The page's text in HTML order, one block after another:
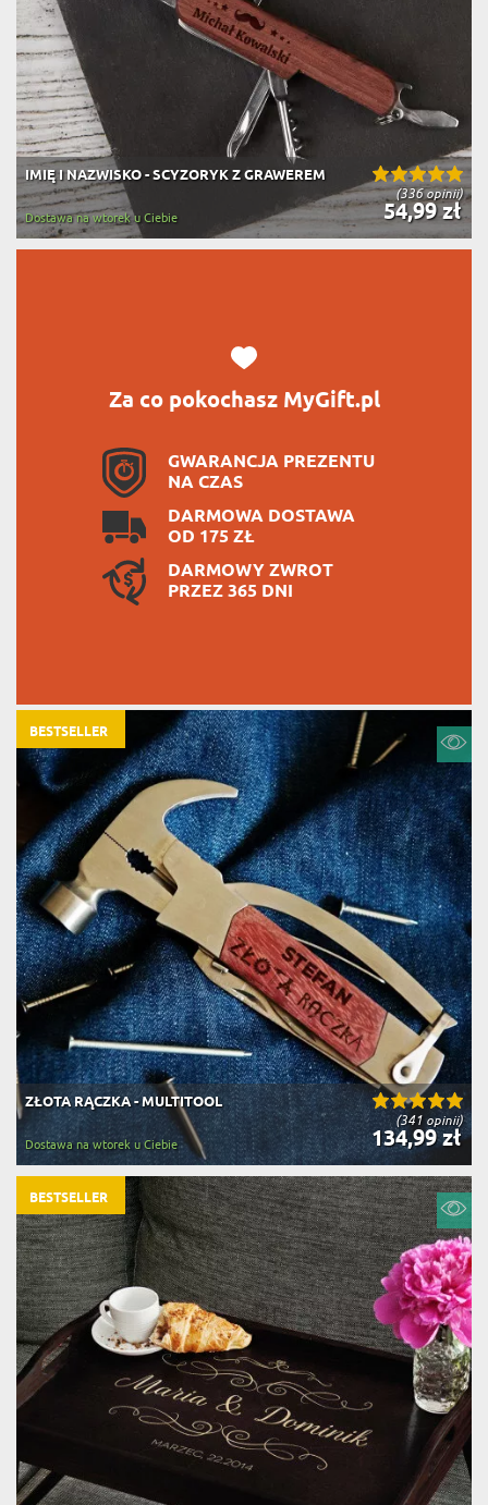
(336 opinii)
IMIĘ I NAZWISKO - SCYZORYK Z GRAWEREM
54,99 zł
Dostawa na wtorek u Ciebie
Za co pokochasz MyGift.pl
GWARANCJA PREZENTU
NA CZAS
DARMOWA DOSTAWA
OD 175 ZŁ
DARMOWY ZWROT
PRZEZ 365 DNI
(341 opinii)
ZŁOTA RĄCZKA - MULTITOOL
134,99 zł
Dostawa na wtorek u Ciebie
BESTSELLER
BESTSELLER